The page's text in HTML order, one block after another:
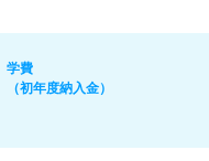
学費
（初年度納入金）